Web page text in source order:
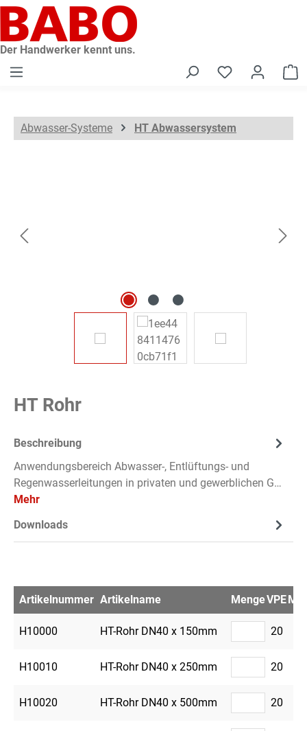
springen
Der Handwerker kennt uns.
Abwasser-Systeme HT Abwassersystem
HT Rohr
Beschreibung
Anwendungsbereich Abwasser-, Entlüftungs- und
Regenwasserleitungen in privaten und gewerblichen G…
Mehr
Downloads
Artikelnummer Artikelname MengeVPE
H10000 HT-Rohr DN40 x 150mm 20
H10010 HT-Rohr DN40 x 250mm 20
H10020 HT-Rohr DN40 x 500mm 20